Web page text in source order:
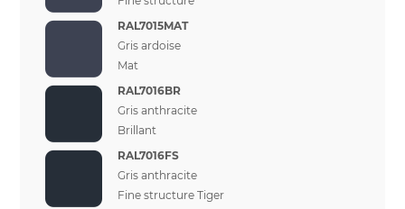
RAL7015MAT
Gris ardoise
Mat
RAL7016BR
Gris anthracite
Brillant
RAL7016FS
Gris anthracite
Fine structure Tiger